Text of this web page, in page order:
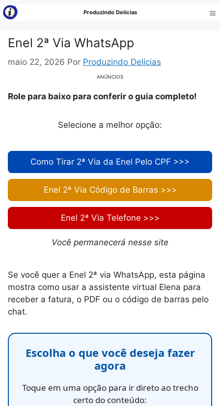
Pular
para
conteúdo
Produzindo Delícias
Enel 2ª Via WhatsApp
maio 22, 2026 Por Produzindo Delícias
ANÚNCIOS
Role para baixo para conferir o guia completo!
Selecione a melhor opção:
Como Tirar 2ª Via da Enel Pelo CPF >>>
Enel 2ª Via Código de Barras >>>
Enel 2ª Via Telefone >>>
Você permanecerá nesse site
Se você quer a Enel 2ª via WhatsApp, esta página
mostra como usar a assistente virtual Elena para
receber a fatura, o PDF ou o código de barras pelo
chat.
Escolha o que você deseja fazer
agora
Toque em uma opção para ir direto ao trecho
certo do conteúdo: